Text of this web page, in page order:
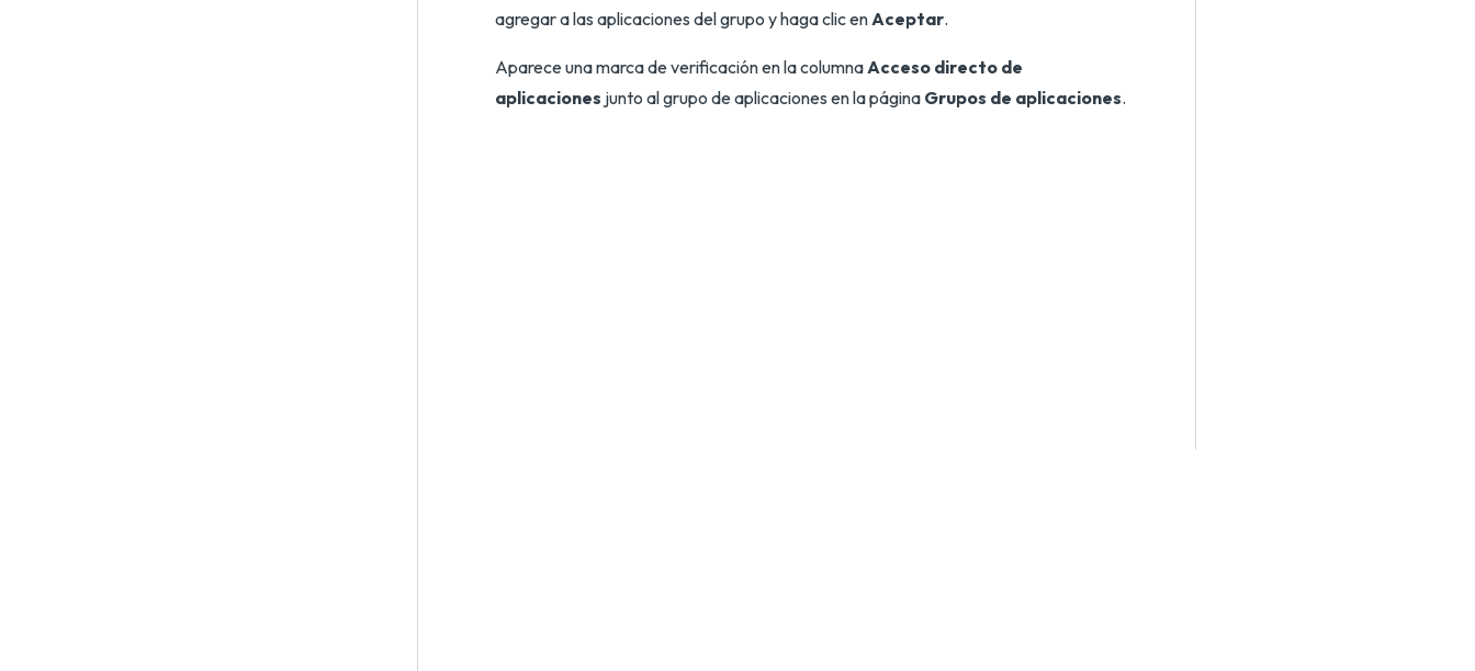
agregar a las aplicaciones del grupo y haga clic enAceptar.
Aparece una marca de verificación en la columnaAcceso directo de
aplicaciones junto al grupo de aplicaciones en la página Grupos de aplicaciones.